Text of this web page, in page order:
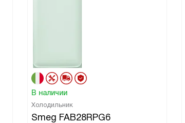
В наличии
Холодильник
Smeg FAB28RPG6